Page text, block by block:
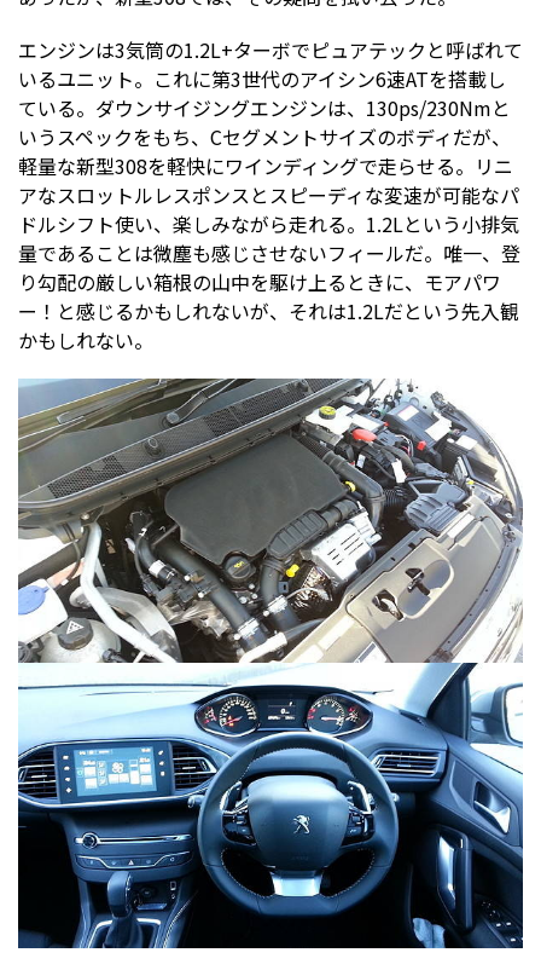
エンジンは3気筒の1.2L+ターボでピュアテックと呼ばれて
いるユニット。これに第3世代のアイシン6速ATを搭載し
ている。ダウンサイジングエンジンは、130ps/230Nmと
いうスペックをもち、Cセグメントサイズのボディだが、
軽量な新型308を軽快にワインディングで走らせる。リニ
アなスロットルレスポンスとスピーディな変速が可能なパ
ドルシフト使い、楽しみながら走れる。1.2Lという小排気
量であることは微塵も感じさせないフィールだ。唯一、登
り勾配の厳しい箱根の山中を駆け上るときに、モアパワ
ー！と感じるかもしれないが、それは1.2Lだという先入観
かもしれない。